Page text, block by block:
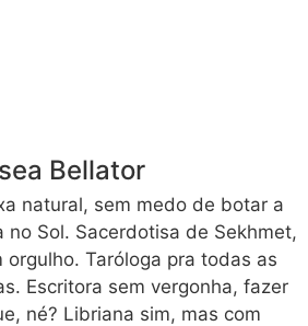
Bellator
natural, sem medo de botar a
no Sol. Sacerdotisa de Sekhmet,
orgulho. Taróloga pra todas as
Escritora sem vergonha, fazer
né? Libriana sim, mas com